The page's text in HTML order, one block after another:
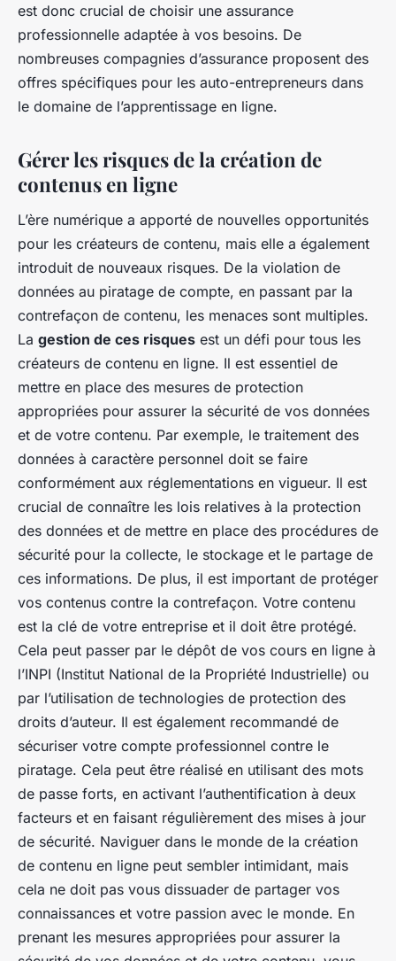
est donc crucial de choisir une assurance
professionnelle adaptée à vos besoins. De
nombreuses compagnies d’assurance proposent des
offres spécifiques pour les auto-entrepreneurs dans
le domaine de l’apprentissage en ligne.
Gérer les risques de la création de
contenus en ligne
L’ère numérique a apporté de nouvelles opportunités
pour les créateurs de contenu, mais elle a également
introduit de nouveaux risques. De la violation de
données au piratage de compte, en passant par la
contrefaçon de contenu, les menaces sont multiples.
La gestion de ces risques est un défi pour tous les
créateurs de contenu en ligne. Il est essentiel de
mettre en place des mesures de protection
appropriées pour assurer la sécurité de vos données
et de votre contenu. Par exemple, le traitement des
données à caractère personnel doit se faire
conformément aux réglementations en vigueur. Il est
crucial de connaître les lois relatives à la protection
des données et de mettre en place des procédures de
sécurité pour la collecte, le stockage et le partage de
ces informations. De plus, il est important de protéger
vos contenus contre la contrefaçon. Votre contenu
est la clé de votre entreprise et il doit être protégé.
Cela peut passer par le dépôt de vos cours en ligne à
l’INPI (Institut National de la Propriété Industrielle) ou
par l’utilisation de technologies de protection des
droits d’auteur. Il est également recommandé de
sécuriser votre compte professionnel contre le
piratage. Cela peut être réalisé en utilisant des mots
de passe forts, en activant l’authentification à deux
facteurs et en faisant régulièrement des mises à jour
de sécurité. Naviguer dans le monde de la création
de contenu en ligne peut sembler intimidant, mais
cela ne doit pas vous dissuader de partager vos
connaissances et votre passion avec le monde. En
prenant les mesures appropriées pour assurer la